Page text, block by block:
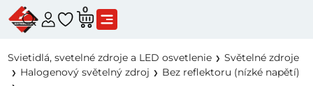
0
Svietidlá, svetelné zdroje a LED osvetlenie
Světelné zdroje
Halogenový světelný zdroj
Bez reflektoru (nízké napětí)